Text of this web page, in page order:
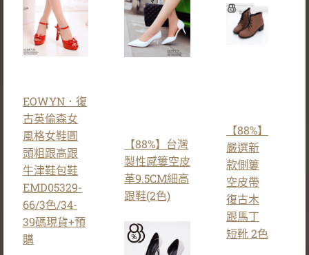
EOWYN．復
古英倫森女
風格女鞋圓
頭粗跟高跟
牛津鞋包鞋
EMD05329-
66/3色/34-
39碼現貨+預
購
【88%】台灣
製性感簍空皮
革9.5CM細高
跟鞋(2色)
【88%】
嚴選新
款側簍
空皮帶
復古木
跟馬丁
短靴 2色